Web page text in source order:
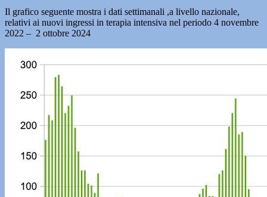
Il grafico seguente mostra i dati settimanali ,a livello nazionale,
relativi ai nuovi ingressi in terapia intensiva nel periodo 4 novembre
2022 – 2 ottobre 2024